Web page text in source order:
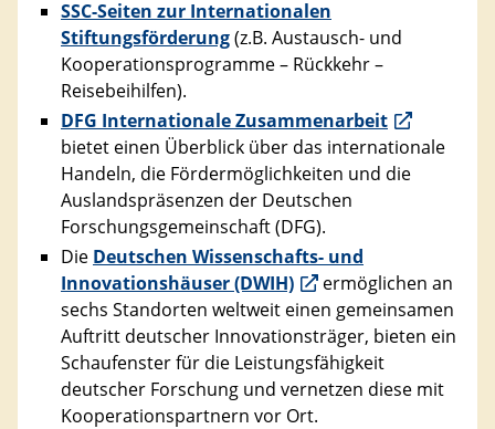
SSC-Seiten zur Internationalen
Stiftungsförderung(z.B. Austausch- und
Kooperationsprogramme – Rückkehr –
Reisebeihilfen).
DFG Internationale Zusammenarbeit
bietet einen Überblick über das internationale
Handeln, die Fördermöglichkeiten und die
Auslandspräsenzen der Deutschen
Forschungsgemeinschaft (DFG).
Die Deutschen Wissenschafts- und
Innovationshäuser (DWIH)
ermöglichen an
sechs Standorten weltweit einen gemeinsamen
Auftritt deutscher Innovationsträger, bieten ein
Schaufenster für die Leistungsfähigkeit
deutscher Forschung und vernetzen diese mit
Kooperationspartnern vor Ort.